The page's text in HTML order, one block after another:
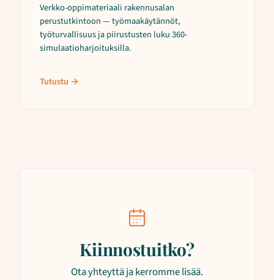
Verkko-oppimateriaali rakennusalan
perustutkintoon — työmaakäytännöt,
työturvallisuus ja piirustusten luku 360-
simulaatioharjoituksilla.
Tutustu →
Kiinnostuitko?
Ota yhteyttä ja kerromme lisää.